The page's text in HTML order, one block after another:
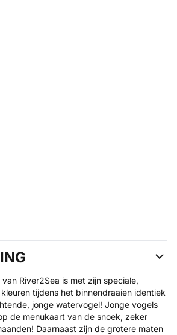
River2Sea is met zijn speciale,
tijdens het binnendraaien identiek
jonge watervogel! Jonge vogels
de menukaart van de snoek, zeker
Daarnaast zijn de grotere maten